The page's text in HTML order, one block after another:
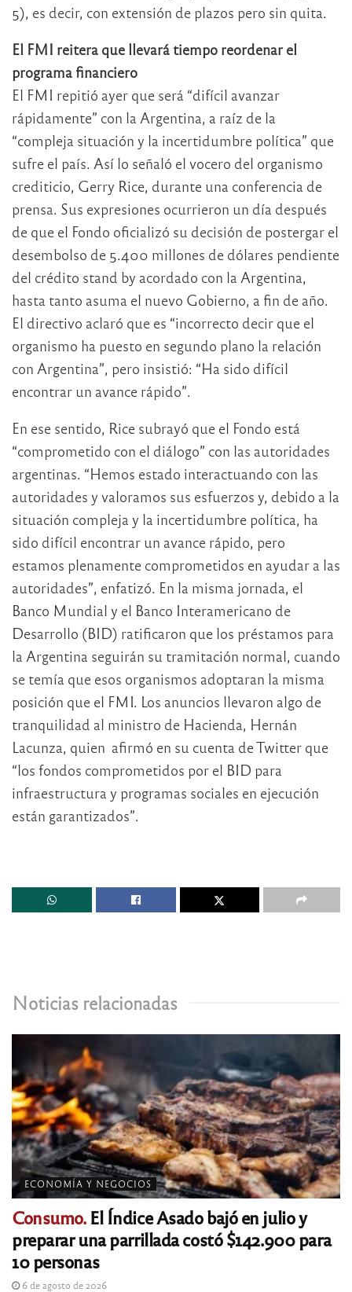
5), es decir, con extensión de plazos pero sin quita.
El FMI reitera que llevará tiempo reordenar el
programa financiero
El FMI repitió ayer que será “difícil avanzar
rápidamente” con la Argentina, a raíz de la
“compleja situación y la incertidumbre política” que
sufre el país. Así lo señaló el vocero del organismo
crediticio, Gerry Rice, durante una conferencia de
prensa. Sus expresiones ocurrieron un día después
de que el Fondo oficializó su decisión de postergar el
desembolso de 5.400 millones de dólares pendiente
del crédito stand by acordado con la Argentina,
hasta tanto asuma el nuevo Gobierno, a fin de año.
El directivo aclaró que es “incorrecto decir que el
organismo ha puesto en segundo plano la relación
con Argentina”, pero insistió: “Ha sido difícil
encontrar un avance rápido”.
En ese sentido, Rice subrayó que el Fondo está
“comprometido con el diálogo” con las autoridades
argentinas. “Hemos estado interactuando con las
autoridades y valoramos sus esfuerzos y, debido a la
situación compleja y la incertidumbre política, ha
sido difícil encontrar un avance rápido, pero
estamos plenamente comprometidos en ayudar a las
autoridades”, enfatizó. En la misma jornada, el
Banco Mundial y el Banco Interamericano de
Desarrollo (BID) ratificaron que los préstamos para
la Argentina seguirán su tramitación normal, cuando
se temía que esos organismos adoptaran la misma
posición que el FMI. Los anuncios llevaron algo de
tranquilidad al ministro de Hacienda, Hernán
Lacunza, quien afirmó en su cuenta de Twitter que
“los fondos comprometidos por el BID para
infraestructura y programas sociales en ejecución
están garantizados”.
Noticias relacionadas
ECONOMÍA Y NEGOCIOS
Consumo.El Índice Asado bajó en julio y
preparar una parrillada costó $142.900 para
10 personas
6 de agosto de 2026